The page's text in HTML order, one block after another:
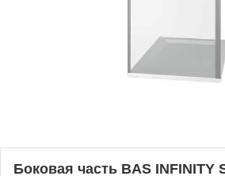
Боковая часть BAS INFINITY